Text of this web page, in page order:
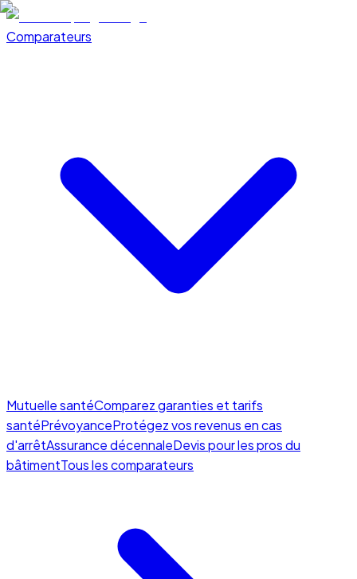
Comparateurs
Mutuelle santéComparez garanties et tarifs
santéPrévoyanceProtégez vos revenus en cas
d'arrêtAssurance décennaleDevis pour les pros du
bâtimentTous les comparateurs